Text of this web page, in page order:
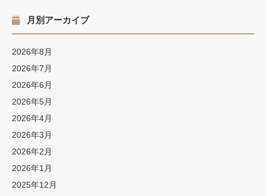
月別アーカイブ
2026年8月
2026年7月
2026年6月
2026年5月
2026年4月
2026年3月
2026年2月
2026年1月
2025年12月